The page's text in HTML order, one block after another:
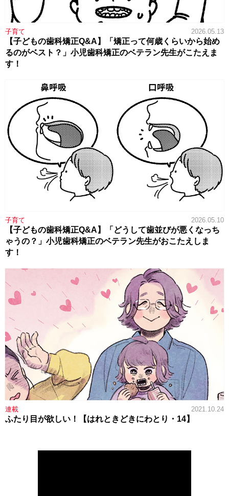
子育て 2026.05.13
【子どもの歯科矯正Q&A】「矯正って何歳くらいから始め
るのがベスト？」小児歯科矯正のベテラン先生がこたえま
す！
子育て 2026.05.10
【子どもの歯科矯正Q&A】「どうして歯並びが悪くなっち
ゃうの？」小児歯科矯正のベテラン先生がおこたえしま
す！
連載 2021.10.24
ふたり目が欲しい！【はれときどきにわとり・14】